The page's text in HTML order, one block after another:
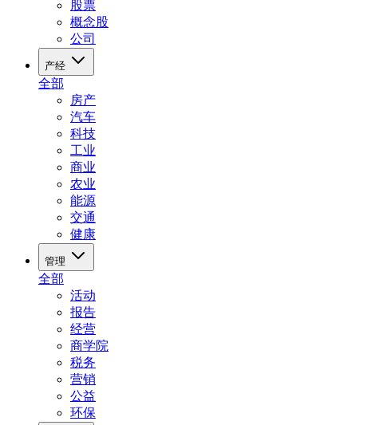
股票
概念股
公司
产经
全部
房产
汽车
科技
工业
商业
农业
能源
交通
健康
管理
全部
活动
报告
经营
商学院
税务
营销
公益
环保